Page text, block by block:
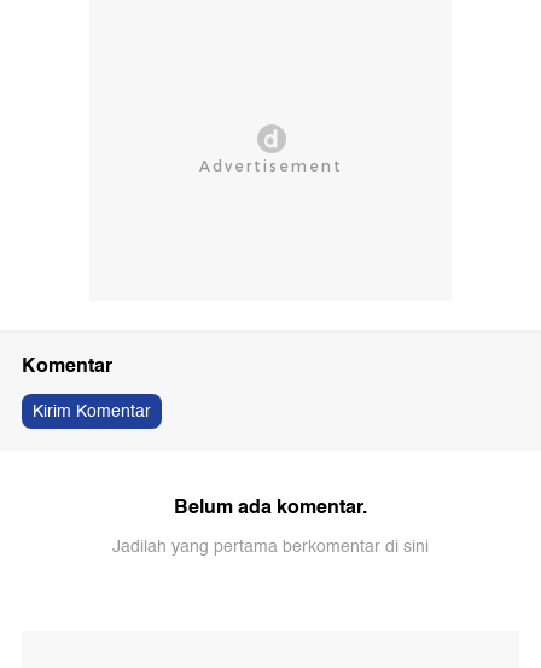
Komentar
Kirim Komentar
Belum ada komentar.
Jadilah yang pertama berkomentar di sini